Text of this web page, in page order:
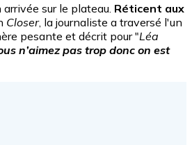
sur le plateau. Réticent aux
Closer, la journaliste a traversé l'un
pesante et décrit pour "Léa
n’aimez pas trop donc on est